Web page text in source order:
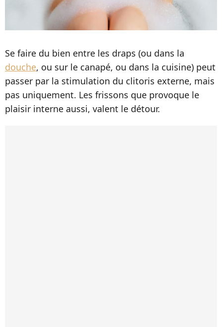
Se faire du bien entre les draps (ou dans la
douche, ou sur le canapé, ou dans la cuisine) peut
passer par la stimulation du clitoris externe, mais
pas uniquement. Les frissons que provoque le
plaisir interne aussi, valent le détour.